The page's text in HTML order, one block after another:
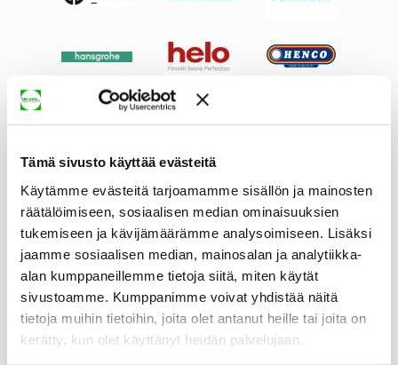
Tämä sivusto käyttää evästeitä
Käytämme evästeitä tarjoamamme sisällön ja mainosten
räätälöimiseen, sosiaalisen median ominaisuuksien
tukemiseen ja kävijämäärämme analysoimiseen. Lisäksi
jaamme sosiaalisen median, mainosalan ja analytiikka-
alan kumppaneillemme tietoja siitä, miten käytät
sivustoamme. Kumppanimme voivat yhdistää näitä
tietoja muihin tietoihin, joita olet antanut heille tai joita on
kerätty, kun olet käyttänyt heidän palvelujaan.